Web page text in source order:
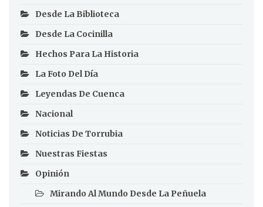
Desde La Biblioteca
Desde La Cocinilla
Hechos Para La Historia
La Foto Del Día
Leyendas De Cuenca
Nacional
Noticias De Torrubia
Nuestras Fiestas
Opinión
Mirando Al Mundo Desde La Peñuela